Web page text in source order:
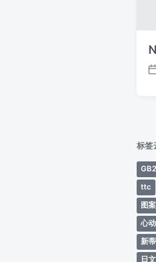
发
标签
ttc
图
心
新
日文